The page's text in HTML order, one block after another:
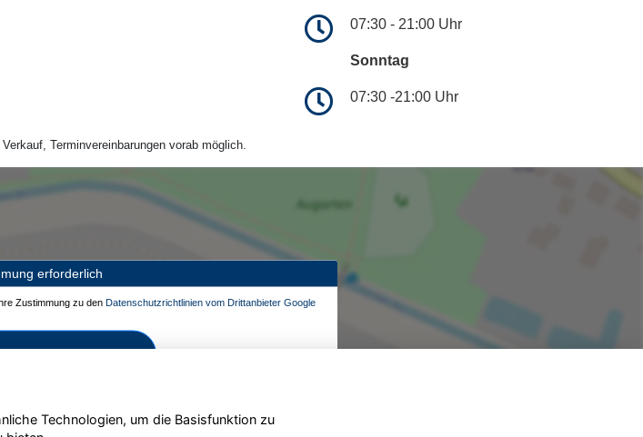
07:30 - 21:00 Uhr
Sonntag
07:30 -21:00 Uhr
Terminvereinbarungen vorab möglich.
erforderlich
Zustimmung zu den Datenschutzrichtlinien vom Drittanbieter Google
und aktivieren
Technologien, um die Basisfunktion zu